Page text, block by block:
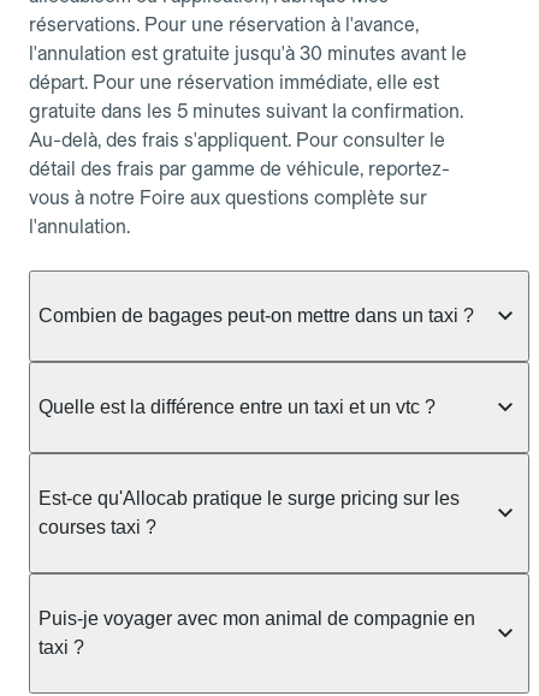
réservations. Pour une réservation à l'avance,
l'annulation est gratuite jusqu'à 30 minutes avant le
départ. Pour une réservation immédiate, elle est
gratuite dans les 5 minutes suivant la confirmation.
Au-delà, des frais s'appliquent. Pour consulter le
détail des frais par gamme de véhicule, reportez-
vous à notre Foire aux questions complète sur
l'annulation.
Combien de bagages peut-on mettre dans un taxi ?
taxi berline accueille en général jusqu'à 3 bagages
ou nombreux, précisez-le dans le champ "Message
au chauffeur" lors de la réservation. Le prix n'est
pas impacté par le nombre de bagages.
Quelle est la différence entre un taxi et un vtc ?
prendre en charge directement dans la rue, à une
station ou sur réservation, avec un tarif au
réservation et propose un prix fixe annoncé à
l'avance. Chez Allocab, réservez facilement votre
taxi.
Est-ce qu'Allocab pratique le surge pricing sur les
courses taxi ?
réglementation préfectorale et suit un barème
officiel : il protège des hausses liées à la demande.
Puis-je voyager avec mon animal de compagnie en
taxi ?